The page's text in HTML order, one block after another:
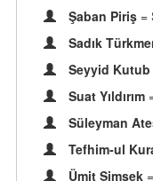
Şaban Piriş =
Sadık
Seyyid Kutub
Suat Yıldırım
Süleyman
Tefhim-ul
Ümit Şimşek